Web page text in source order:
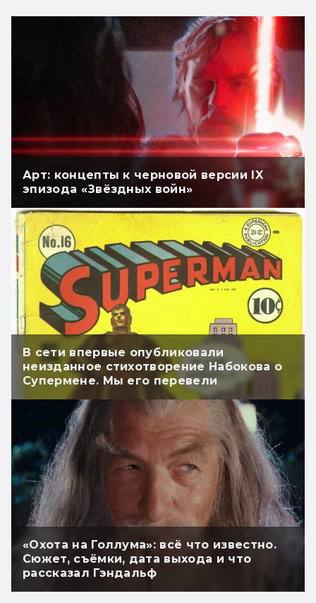
Арт: концепты к черновой версии IX
эпизода «Звёздных войн»
В сети впервые опубликовали
неизданное стихотворение Набокова о
Супермене. Мы его перевели
«Охота на Голлума»: всё что известно.
Сюжет, съёмки, дата выхода и что
рассказал Гэндальф